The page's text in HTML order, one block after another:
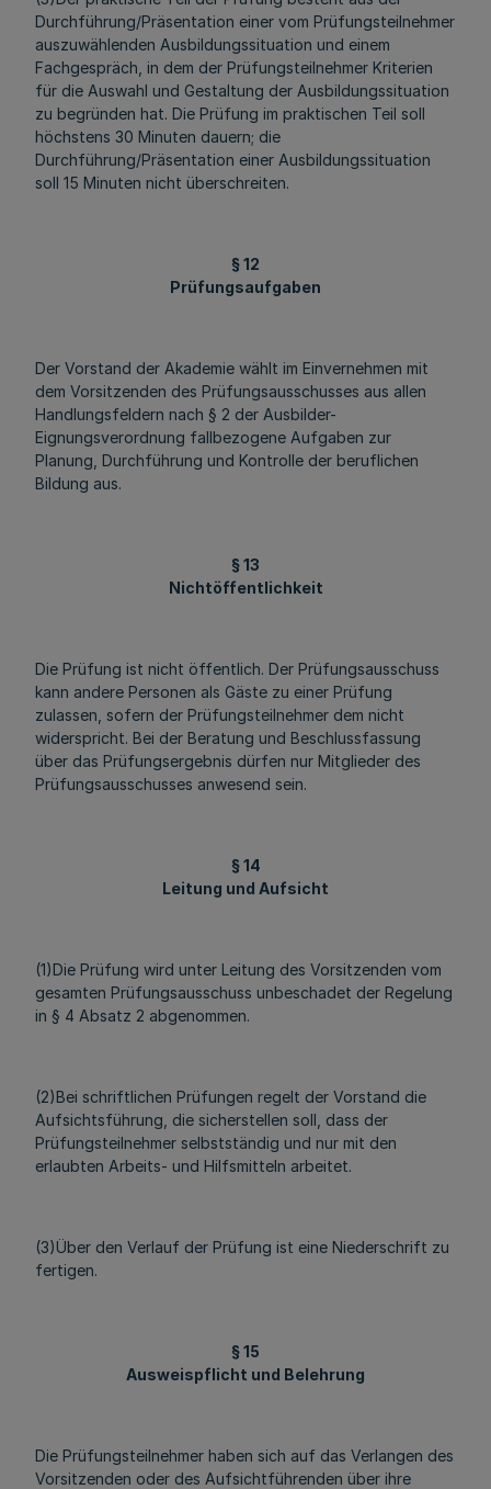
Durchführung/Präsentation einer vom Prüfungsteilnehmer
auszuwählenden Ausbildungssituation und einem
Fachgespräch, in dem der Prüfungsteilnehmer Kriterien
für die Auswahl und Gestaltung der Ausbildungssituation
zu begründen hat. Die Prüfung im praktischen Teil soll
höchstens 30 Minuten dauern; die
Durchführung/Präsentation einer Ausbildungssituation
soll 15 Minuten nicht überschreiten.
§ 12
Prüfungsaufgaben
Der Vorstand der Akademie wählt im Einvernehmen mit
dem Vorsitzenden des Prüfungsausschusses aus allen
Handlungsfeldern nach § 2 der Ausbilder-
Eignungsverordnung fallbezogene Aufgaben zur
Planung, Durchführung und Kontrolle der beruflichen
Bildung aus.
§ 13
Nichtöffentlichkeit
Die Prüfung ist nicht öffentlich. Der Prüfungsausschuss
kann andere Personen als Gäste zu einer Prüfung
zulassen, sofern der Prüfungsteilnehmer dem nicht
widerspricht. Bei der Beratung und Beschlussfassung
über das Prüfungsergebnis dürfen nur Mitglieder des
Prüfungsausschusses anwesend sein.
§ 14
Leitung und Aufsicht
(1)Die Prüfung wird unter Leitung des Vorsitzenden vom
gesamten Prüfungsausschuss unbeschadet der Regelung
in § 4 Absatz 2 abgenommen.
(2)Bei schriftlichen Prüfungen regelt der Vorstand die
Aufsichtsführung, die sicherstellen soll, dass der
Prüfungsteilnehmer selbstständig und nur mit den
erlaubten Arbeits- und Hilfsmitteln arbeitet.
(3)Über den Verlauf der Prüfung ist eine Niederschrift zu
fertigen.
§ 15
Ausweispflicht und Belehrung
Die Prüfungsteilnehmer haben sich auf das Verlangen des
Vorsitzenden oder des Aufsichtführenden über ihre